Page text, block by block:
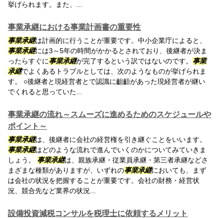
挙げられます。また、...
事業承継における事業計画書の重要性
事業承継は計画的に行うことが重要です。中小企業庁によると、
事業承継には3～5年の時間がかかるとされており、後継者が決ま
ったらすぐに事業承継が完了するという訳ではないのです。 事業
承継でよくあるトラブルとしては、次のようなものが挙げられま
す。 ○後継者と現経営者とで認識に齟齬があった現経営者が継い
でくれると思っていた...
事業承継の流れ～スムーズに進めるためのスケジュールや
ポイント～
事業承継は、後継者に会社の経営権を引き継ぐことをいいます。
事業承継はどのような流れで進んでいくのかについてみていきま
しょう。 事業承継は、親族承継・従業員承継・第三者承継などさ
まざまな種類がありますが、いずれの事業承継においても、まず
は会社の状況を把握することが重要です。会社の財務・経営状
況、競合先など業界の状況...
設備投資減税コンサルを税理士に依頼するメリット